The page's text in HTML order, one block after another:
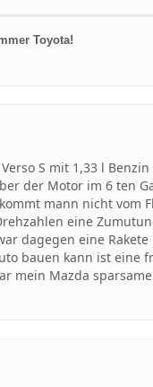
Toyota!
S mit 1,33 l
der Motor im 6 ten
mann nicht vom
eine
dagegen eine
bauen kann ist eine
mein Mazda